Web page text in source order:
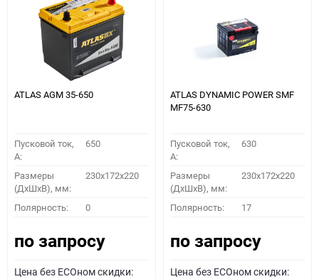
ATLAS AGM 35-650
Пусковой ток,
A:
650
Размеры
(ДхШхВ), мм:
230x172x220
Полярность: 0
по запросу
Цена без ECOном скидки:
ATLAS DYNAMIC POWER SMF
MF75-630
Пусковой ток,
A:
630
Размеры
(ДхШхВ), мм:
230x172x220
Полярность: 17
по запросу
Цена без ECOном скидки: